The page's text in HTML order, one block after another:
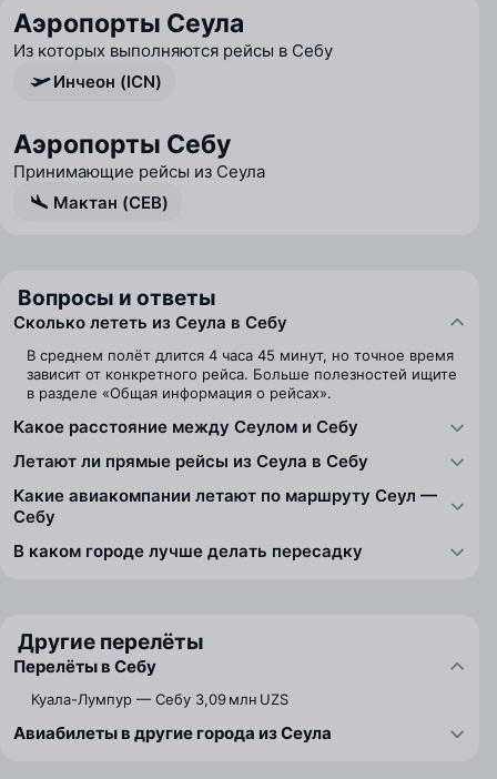
Аэропорты Сеула
Из которых выполняются рейсы в Себу
Инчеон (ICN)
Аэропорты Себу
Принимающие рейсы из Сеула
Мактан (CEB)
Вопросы и ответы
Сколько лететь из Сеула в Себу
В среднем полёт длится 4 часа 45 минут, но точное время
зависит от конкретного рейса. Больше полезностей ищите
в разделе «Общая информация о рейсах».
Какое расстояние между Сеулом и Себу
Летают ли прямые рейсы из Сеула в Себу
Какие авиакомпании летают по маршруту Сеул —
Себу
В каком городе лучше делать пересадку
Другие перелёты
Перелёты в Себу
Куала-Лумпур — Себу 3,09 млн UZS
Авиабилеты в другие города из Сеула